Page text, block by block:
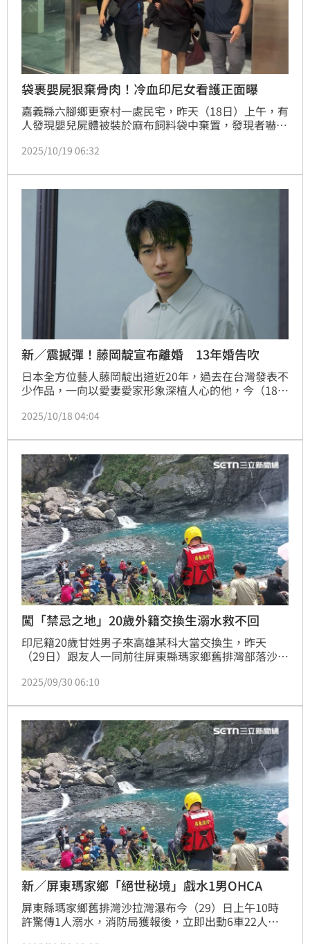
袋裹嬰屍狠棄骨肉！冷血印尼女看護正面曝
嘉義縣六腳鄉更寮村一處民宅，昨天（18日）上午，有
人發現嬰兒屍體被裝於麻布飼料袋中棄置，發現者嚇到
線於傍晚在嘉義高鐵站逮人，她坦承產下新生兒，詳細
2025/10/19 06:32
新／震撼彈！藤岡靛宣布離婚 13年婚告吹
日本全方位藝人藤岡靛出道近20年，過去在台灣發表不
少作品，一向以愛妻愛家形象深植人心的他，今（18
婚，長達13年甜蜜戀劃下句點，消息一出震驚外界。記
2025/10/18 04:04
闖「禁忌之地」20歲外籍交換生溺水救不回
印尼籍20歲甘姓男子來高雄某科大當交換生，昨天
（29日）跟友人一同前往屏東縣瑪家鄉舊排灣部落沙拉
員趕抵現場，再將人運至平地送醫，仍不幸溺斃；據
世秘境」之稱，又傳是排灣族與魯凱族祖先的發源地，
又有耆老稱，該處為禁忌之地，當地人鮮少前往。
2025/09/30 06:10
新／屏東瑪家鄉「絕世秘境」戲水1男OHCA
屏東縣瑪家鄉舊排灣沙拉灣瀑布今（29）日上午10時
許驚傳1人溺水，消防局獲報後，立即出動6車22人前